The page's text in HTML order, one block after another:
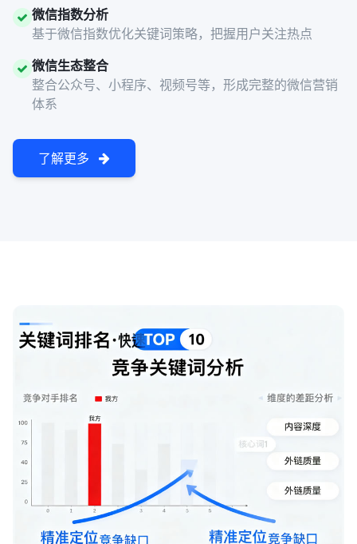
微信指数分析
基于微信指数优化关键词策略，把握用户关注热点
微信生态整合
整合公众号、小程序、视频号等，形成完整的微信营销
体系
了解更多